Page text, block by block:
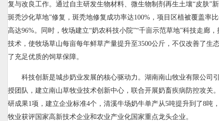
复与改良工作。通过自主研发生物材料、微生物制剂再生土壤“皮肤”
斑秃沙化草地”修复，斑秃地修复成功率达100%，项目区植被覆盖率
高达96%。同时，牧场建立“奶农科技小院”“千亩示范草地”科技走廊
技术，使牧场草山每亩每年鲜草产量提升至3500公斤，不仅改善了生
了充足优质的饲草保障。
科技创新是城步奶业发展的核心驱动力。湖南南山牧业有限公司
授团队，建立南山草牧业技术创新中心，联合开展奶畜疾病防控攻关
研成果1项，建立企业标准4个，清溪牛场奶牛单产从5吨提升到了8吨
牧业获评国家高新技术企业和农业产业化国家重点龙头企业。